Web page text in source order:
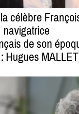
célèbre
navigatrice
de son
Hugues